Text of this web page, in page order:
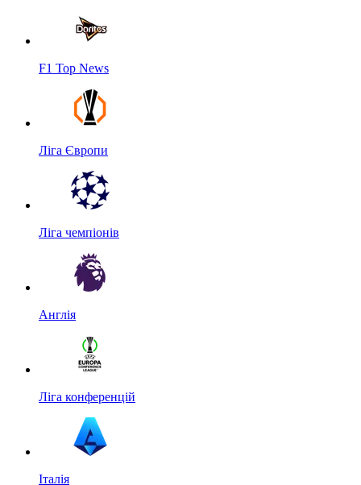
F1 Top News
Ліга Європи
Ліга чемпіонів
Англія
Ліга конференцій
Італія